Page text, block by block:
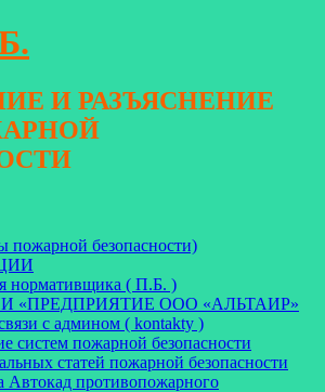
И РАЗЪЯСНЕНИЕ
пожарной безопасности)
нормативщика ( П.Б. )
«ПРЕДПРИЯТИЕ ООО «АЛЬТАИР»
с админом ( kontakty )
систем пожарной безопасности
статей пожарной безопасности
Автокад противопожарного